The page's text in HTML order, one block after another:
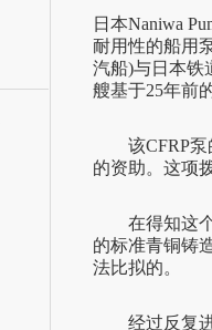
日本Naniwa
耐用性的船用
汽船)与日本铁
艘基于25年前
该CFRP泵的
的资助。这项
在得知这个
的标准青铜铸
法比拟的。
经过反复进